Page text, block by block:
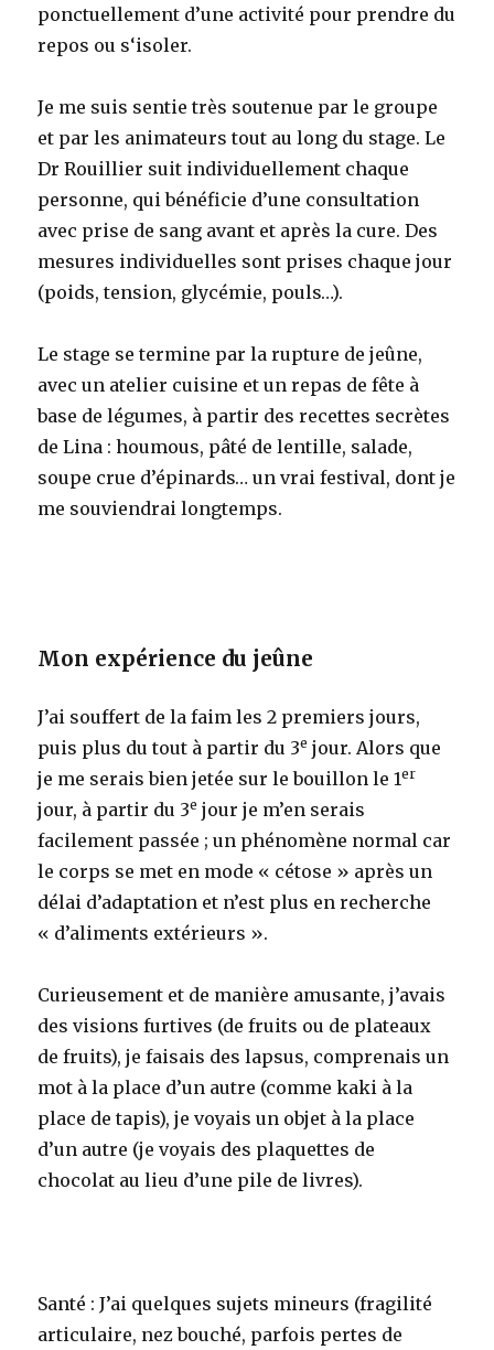
ponctuellement d’une activité pour prendre du
repos ou s‘isoler.
Je me suis sentie très soutenue par le groupe
et par les animateurs tout au long du stage. Le
Dr Rouillier suit individuellement chaque
personne, qui bénéficie d’une consultation
avec prise de sang avant et après la cure. Des
mesures individuelles sont prises chaque jour
(poids, tension, glycémie, pouls…).
Le stage se termine par la rupture de jeûne,
avec un atelier cuisine et un repas de fête à
base de légumes, à partir des recettes secrètes
de Lina : houmous, pâté de lentille, salade,
soupe crue d’épinards… un vrai festival, dont je
me souviendrai longtemps.
Mon expérience du jeûne
J’ai souffert de la faim les 2 premiers jours,
puis plus du tout à partir du 3e jour. Alors que
je me serais bien jetée sur le bouillon le 1er
jour, à partir du 3e jour je m’en serais
facilement passée ; un phénomène normal car
le corps se met en mode « cétose » après un
délai d’adaptation et n’est plus en recherche
« d’aliments extérieurs ».
Curieusement et de manière amusante, j’avais
des visions furtives (de fruits ou de plateaux
de fruits), je faisais des lapsus, comprenais un
mot à la place d’un autre (comme kaki à la
place de tapis), je voyais un objet à la place
d’un autre (je voyais des plaquettes de
chocolat au lieu d’une pile de livres).
Santé : J’ai quelques sujets mineurs (fragilité
articulaire, nez bouché, parfois pertes de